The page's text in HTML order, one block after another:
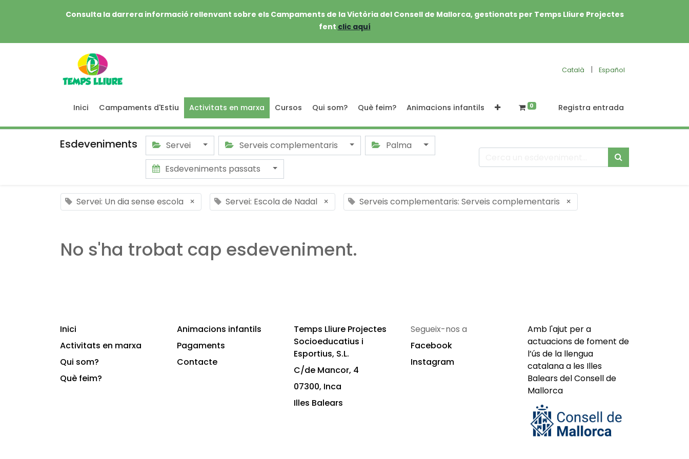
Consulta la darrera informació rellenvant sobre els Campaments de la Victòria del Consell de Mallorca, gestionats per Temps Lliure Projectes
fent clic aquí
Català | Español
Inici Campaments d'Estiu Activitats en marxa Cursos Qui som? Què feim? Animacions infantils 0 Registra entrada
Esdeveniments Servei Serveis complementaris
Palma
Esdeveniments passats
Servei: Un dia sense escola × Servei: Escola de Nadal × Serveis complementaris: Serveis complementaris ×
No s'ha trobat cap esdeveniment.
Inici
Activitats en marxa
Qui som?
Què feim?
Animacions infantils
Pagaments
Contacte
Temps Lliure Projectes
Socioeducatius i
Esportius, S.L.
C/de Mancor, 4
07300, Inca
Illes Balears
Segueix-nos a
Facebook
Instagram
Amb l'ajut per a
actuacions de foment de
l’ús de la llengua
catalana a les Illes
Balears del Consell de
Mallorca